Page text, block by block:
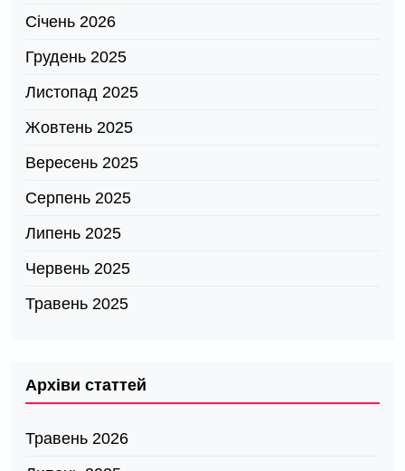
Січень 2026
Грудень 2025
Листопад 2025
Жовтень 2025
Вересень 2025
Серпень 2025
Липень 2025
Червень 2025
Травень 2025
Архіви статтей
Травень 2026